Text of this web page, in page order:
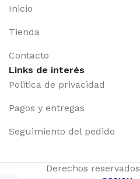
Inicio
Tienda
Contacto
Links de interés
Politica de privacidad
Pagos y entregas
Seguimiento del pedido
Derechos reservados
Iniciar
sesión